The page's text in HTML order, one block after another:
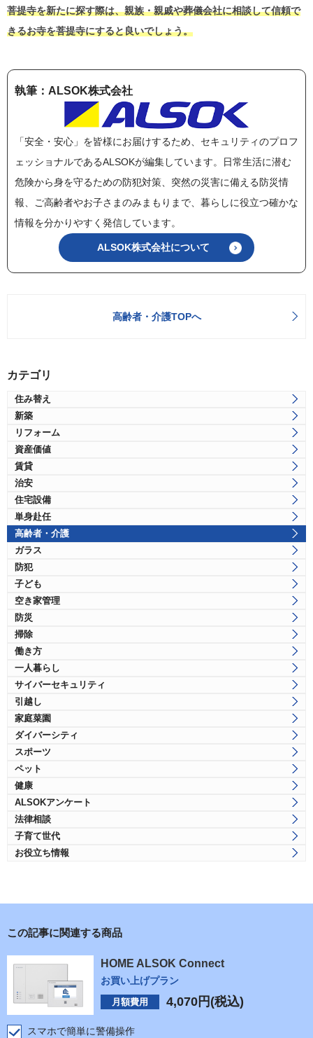
菩提寺を新たに探す際は、親族・親戚や葬儀会社に相談して信頼で
きるお寺を菩提寺にすると良いでしょう。
執筆：ALSOK株式会社
「安全・安心」を皆様にお届けするため、セキュリティのプロフ
ェッショナルであるALSOKが編集しています。日常生活に潜む
危険から身を守るための防犯対策、突然の災害に備える防災情
報、ご高齢者やお子さまのみまもりまで、暮らしに役立つ確かな
情報を分かりやすく発信しています。
ALSOK株式会社について
高齢者・介護TOPへ
カテゴリ
住み替え
新築
リフォーム
資産価値
賃貸
治安
住宅設備
単身赴任
高齢者・介護
ガラス
防犯
子ども
空き家管理
防災
掃除
働き方
一人暮らし
サイバーセキュリティ
引越し
家庭菜園
ダイバーシティ
スポーツ
ペット
健康
ALSOKアンケート
法律相談
子育て世代
お役立ち情報
この記事に関連する商品
HOME ALSOK Connect
お買い上げプラン
月額費用 4,070 円(税込)
スマホで簡単に警備操作